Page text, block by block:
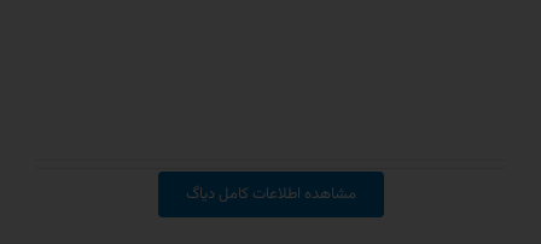
مشاهده اطلاعات کامل دیاگ